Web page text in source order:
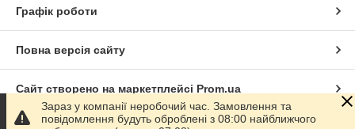
Графік роботи
Повна версія сайту
Сайт створено на маркетплейсі Prom.ua
Зараз у компанії неробочий час. Замовлення та
повідомлення будуть оброблені з 08:00 найближчого